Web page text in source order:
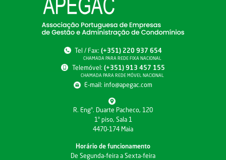
Tel / Fax:(+351) 220 937 654
CHAMADA PARA REDE FIXA NACIONAL
Telemóvel: (+351) 913 457 155
CHAMADA PARA REDE MÓVEL NACIONAL
E-mail: info@apegac.com
R. Engº. Duarte Pacheco, 120
1º piso, Sala 1
4470-174 Maia
Horário de funcionamento
De Segunda-feira a Sexta-feira